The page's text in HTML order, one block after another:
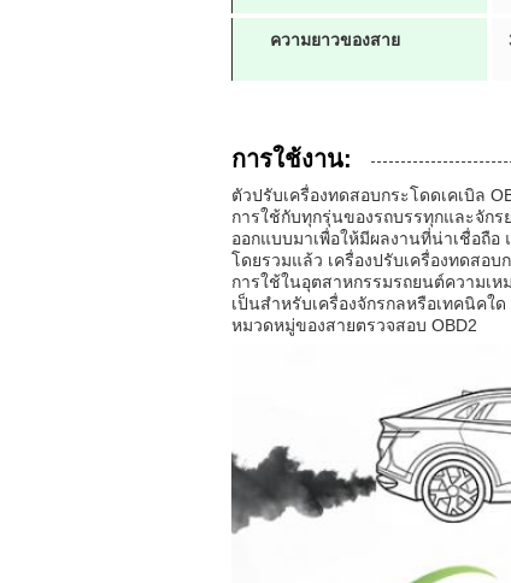
ความยาวของสาย
การใช้งาน:
ตัวปรับเครื่องทดสอบกระโดดเคเบิล
การใช้กับทุกรุ่นของรถบรรทุกและจัก
ออกแบบมาเพื่อให้มีผลงานที่น่าเชื่อถื
โดยรวมแล้ว เครื่องปรับเครื่องทดสอ
การใช้ในอุตสาหกรรมรถยนต์ความเ
เป็นสําหรับเครื่องจักรกลหรือเทคนิค
หมวดหมู่ของสายตรวจสอบ OBD2